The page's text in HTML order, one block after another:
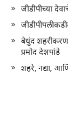
जीडीपीच्या
बेधुंद
प्रमोद देशपांडे
शहरे, नद्या,